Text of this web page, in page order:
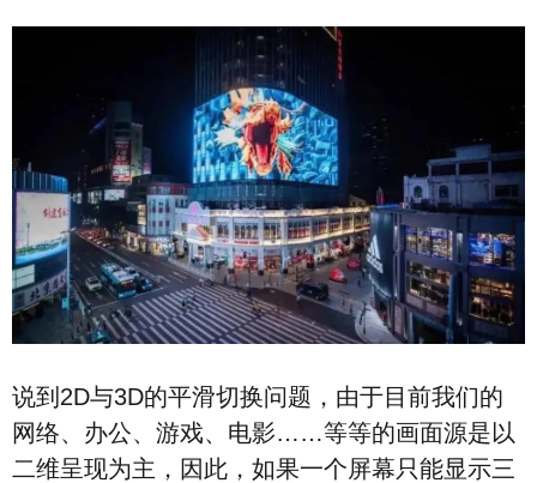
说到2D与3D的平滑切换问题，由于目前我们的
网络、办公、游戏、电影……等等的画面源是以
二维呈现为主，因此，如果一个屏幕只能显示三